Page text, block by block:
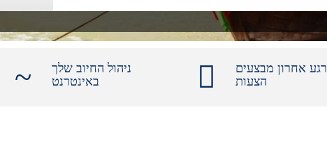
ניהול החיוב שלך
באינטרנט
רגע אחרון מבצעים
הצעות